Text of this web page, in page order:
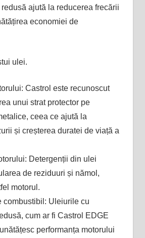
ajută la reducerea frecării
economiei de
ulei.
Castrol este recunoscut
unui strat protector pe
ceea ce ajută la
și creșterea duratei de viață a
Detergenții din ulei
de reziduuri și nămol,
motorul​.
combustibil: Uleiurile cu
cum ar fi Castrol EDGE
performanța motorului